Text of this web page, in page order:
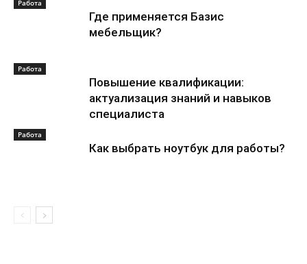
Работа
Где применяется Базис
мебельщик?
Работа
Повышение квалификации:
актуализация знаний и навыков
специалиста
Работа
Как выбрать ноутбук для работы?